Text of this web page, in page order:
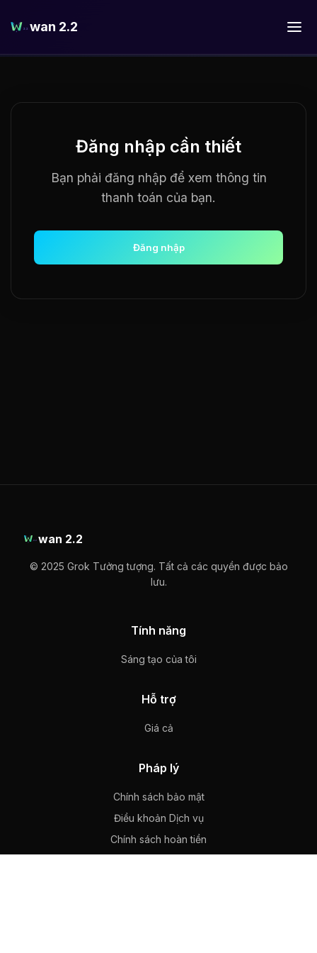
wan 2.2
Đăng nhập cần thiết
Bạn phải đăng nhập để xem thông tin
thanh toán của bạn.
Đăng nhập
wan 2.2
© 2025 Grok Tưởng tượng. Tất cả các quyền được bảo
lưu.
Tính năng
Sáng tạo của tôi
Hỗ trợ
Giá cả
Pháp lý
Chính sách bảo mật
Điều khoản Dịch vụ
Chính sách hoàn tiền